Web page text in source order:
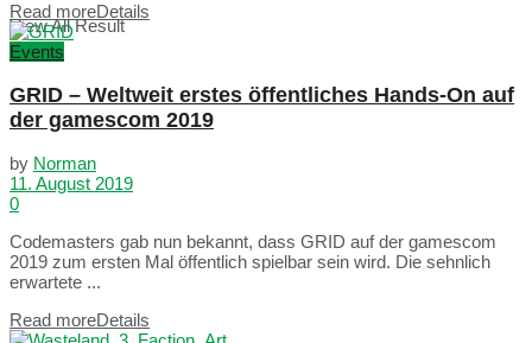
View All Result
Read moreDetails
Events
GRID – Weltweit erstes öffentliches Hands-On auf
der gamescom 2019
by Norman
11. August 2019
0
Codemasters gab nun bekannt, dass GRID auf der gamescom
2019 zum ersten Mal öffentlich spielbar sein wird. Die sehnlich
erwartete ...
Read moreDetails